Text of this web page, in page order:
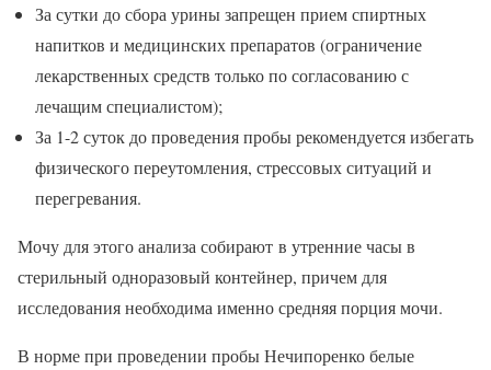
За сутки до сбора урины запрещен прием спиртных
напитков и медицинских препаратов (ограничение
лекарственных средств только по согласованию с
лечащим специалистом);
За 1-2 суток до проведения пробы рекомендуется избегать
физического переутомления, стрессовых ситуаций и
перегревания.
Мочу для этого анализа собирают в утренние часы в
стерильный одноразовый контейнер, причем для
исследования необходима именно средняя порция мочи.
В норме при проведении пробы Нечипоренко белые